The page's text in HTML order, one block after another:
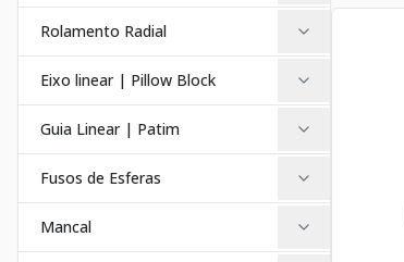
Rolamento Radial
Eixo linear | Pillow Block
Guia Linear | Patim
Fusos de Esferas
Mancal